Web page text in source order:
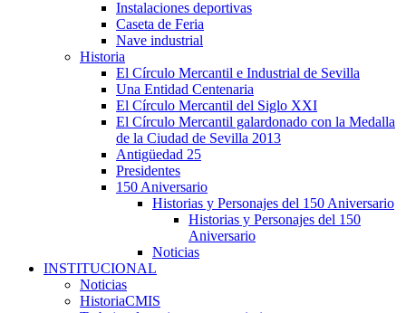
Instalaciones deportivas
Caseta de Feria
Nave industrial
Historia
El Círculo Mercantil e Industrial de Sevilla
Una Entidad Centenaria
El Círculo Mercantil del Siglo XXI
El Círculo Mercantil galardonado con la Medalla
de la Ciudad de Sevilla 2013
Antigüedad 25
Presidentes
150 Aniversario
Historias y Personajes del 150 Aniversario
Historias y Personajes del 150
Aniversario
Noticias
INSTITUCIONAL
Noticias
HistoriaCMIS